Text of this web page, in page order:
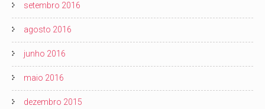
setembro 2016
agosto 2016
junho 2016
maio 2016
dezembro 2015